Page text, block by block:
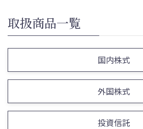
取扱商品一覧
国内株式
外国株式
投資信託